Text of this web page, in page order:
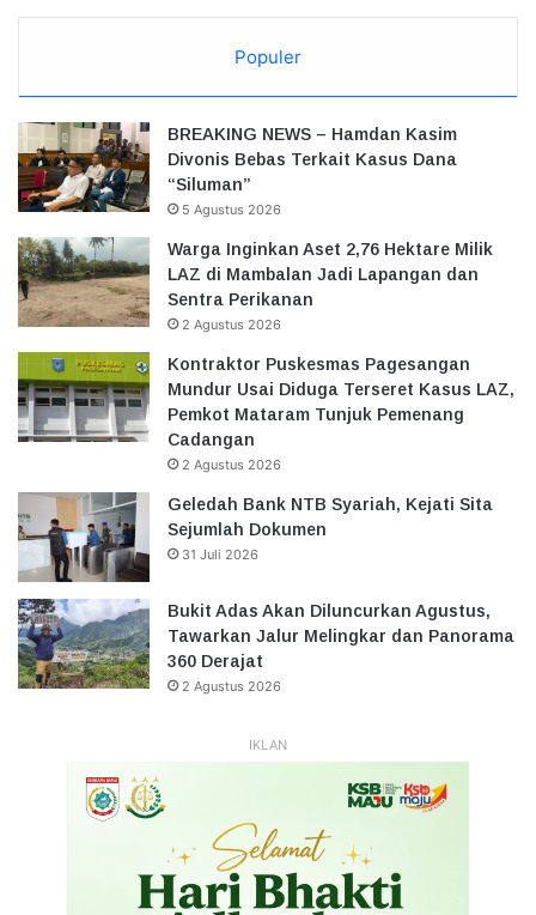
Populer
BREAKING NEWS – Hamdan Kasim
Divonis Bebas Terkait Kasus Dana
“Siluman”
5 Agustus 2026
Warga Inginkan Aset 2,76 Hektare Milik
LAZ di Mambalan Jadi Lapangan dan
Sentra Perikanan
2 Agustus 2026
Kontraktor Puskesmas Pagesangan
Mundur Usai Diduga Terseret Kasus LAZ,
Pemkot Mataram Tunjuk Pemenang
Cadangan
2 Agustus 2026
Geledah Bank NTB Syariah, Kejati Sita
Sejumlah Dokumen
31 Juli 2026
Bukit Adas Akan Diluncurkan Agustus,
Tawarkan Jalur Melingkar dan Panorama
360 Derajat
2 Agustus 2026
IKLAN